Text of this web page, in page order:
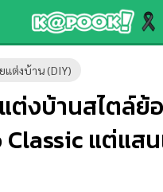
แต่งบ้าน (DIY)
ต่งบ้านสไตล์ย้
Classic แต่แส